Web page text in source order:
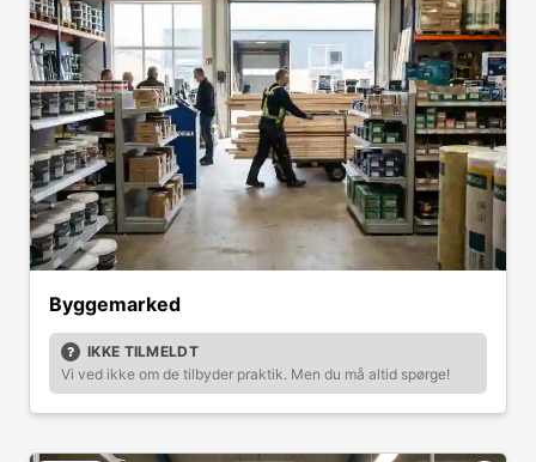
Byggemarked
IKKE TILMELDT
Vi ved ikke om de tilbyder praktik. Men du må altid spørge!